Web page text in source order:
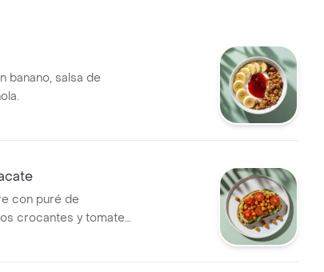
banano, salsa de
con puré de
crocantes y tomates